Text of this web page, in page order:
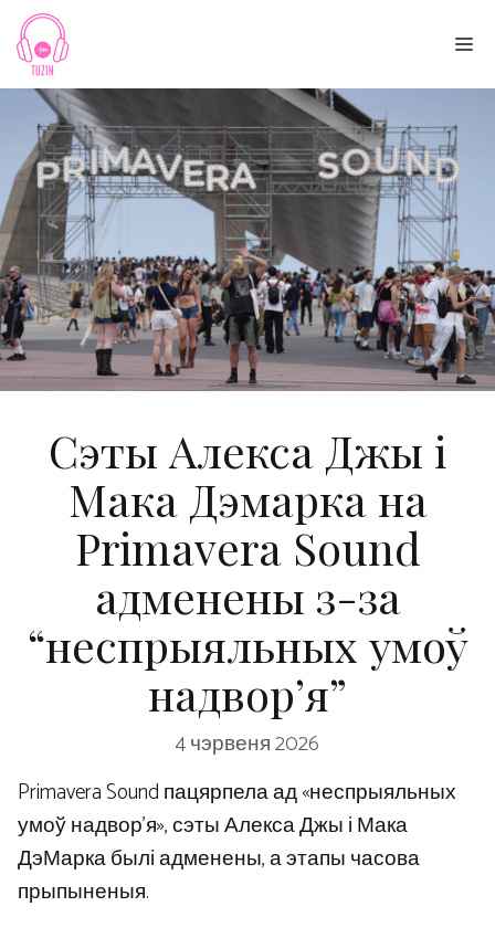
Skip
content
Сэты Алекса Джы і
Мака Дэмарка на
Primavera Sound
адменены з-за
“неспрыяльных умоў
надвор’я”
4 чэрвеня 2026
Primavera Sound пацярпела ад «неспрыяльных
умоў надвор’я», сэты Алекса Джы і Мака
ДэМарка былі адменены, а этапы часова
прыпыненыя.